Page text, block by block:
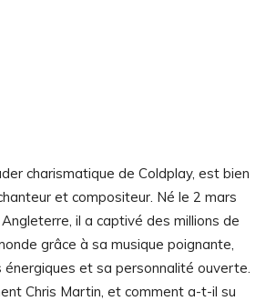
charismatique de Coldplay, est bien
et compositeur. Né le 2 mars
il a captivé des millions de
grâce à sa musique poignante,
et sa personnalité ouverte.
Chris Martin, et comment a-t-il su